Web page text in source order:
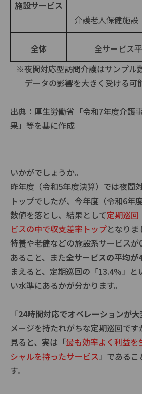
施設サービス
介護老人保健施設
全体 全サービス
※夜間対応型訪問介護はサンプル
データの影響を大きく受ける可
出典：厚生労働省「令和7年度介護
果」等を基に作成
いかがでしょうか。
昨年度（令和5年度決算）では夜間
トップでしたが、今年度（令和6年
数値を落とし、結果として定期巡回
ビスの中で収支差率トップとなりま
特養や老健などの施設系サービス
あること、また全サービスの平均が
まえると、定期巡回の「13.4%」と
い水準にあるかが分かります。
「24時間対応でオペレーションが
メージを持たれがちな定期巡回で
見ると、実は「最も効率よく利益を
シャルを持ったサービス」であるこ
す。